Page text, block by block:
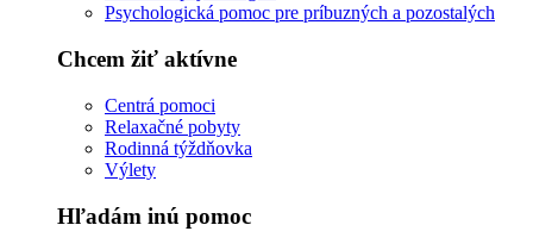
Psychologická pomoc pre príbuzných a pozostalých
Chcem žiť aktívne
Centrá pomoci
Relaxačné pobyty
Rodinná týždňovka
Výlety
Hľadám inú pomoc